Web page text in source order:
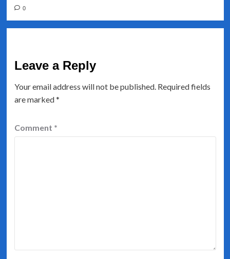
0
Leave a Reply
Your email address will not be published. Required fields
are marked*
Comment *